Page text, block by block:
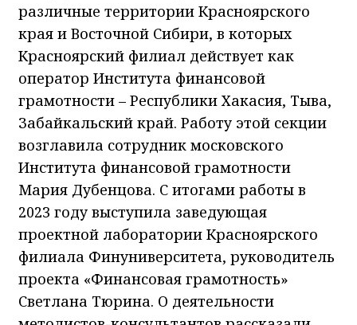
различные территории Красноярского
края и Восточной Сибири, в которых
Красноярский филиал действует как
оператор Института финансовой
грамотности – Республики Хакасия, Тыва,
Забайкальский край. Работу этой секции
возглавила сотрудник московского
Института финансовой грамотности
Мария Дубенцова. С итогами работы в
2023 году выступила заведующая
проектной лаборатории Красноярского
филиала Финуниверситета, руководитель
проекта «Финансовая грамотность»
Светлана Тюрина. О деятельности